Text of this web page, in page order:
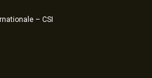
– CSI